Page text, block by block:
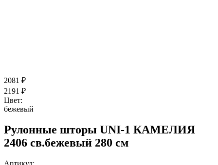
2081 ₽
2191 ₽
Цвет:
бежевый
Рулонные шторы UNI-1 КАМЕЛИЯ
2406 св.бежевый 280 см
Артикул: